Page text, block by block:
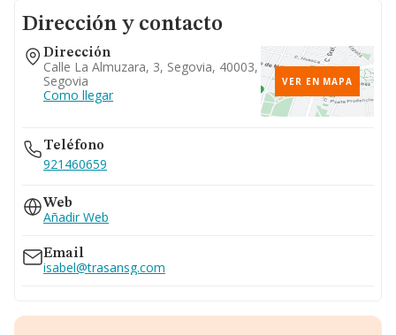
Dirección y contacto
Dirección
Calle La Almuzara, 3, Segovia, 40003,
Segovia
Como llegar
VER EN MAPA
Teléfono
921460659
Web
Añadir Web
Email
isabel@trasansg.com